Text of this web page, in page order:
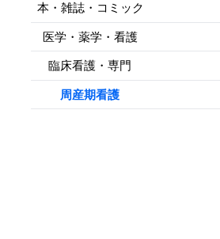
本・雑誌・コミック
医学・薬学・看護
臨床看護・専門
周産期看護